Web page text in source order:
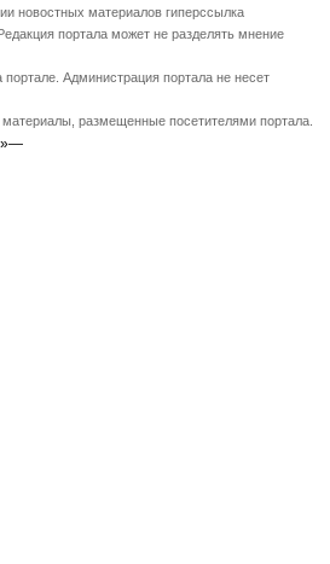
новостных материалов гиперссылка
портала может не разделять мнение
Администрация портала не несет
размещенные посетителями портала.